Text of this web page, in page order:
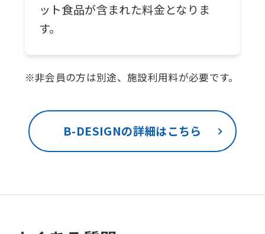
ット食品が含まれた料金となりま
す。
※非会員の方は別途、施設利用料が必要です。
B-DESIGNの詳細はこちら